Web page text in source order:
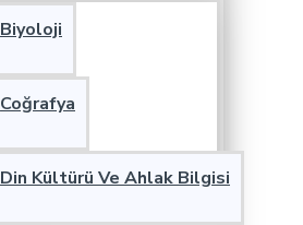
Biyoloji
Coğrafya
Din Kültürü Ve Ahlak Bilgisi